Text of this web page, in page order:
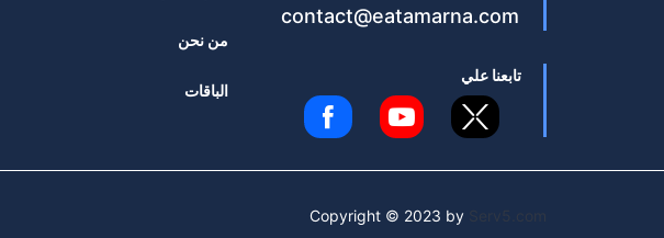
contact@eatamarna.com
تابعنا علي
من نحن
الباقات
Copyright © 2023 by